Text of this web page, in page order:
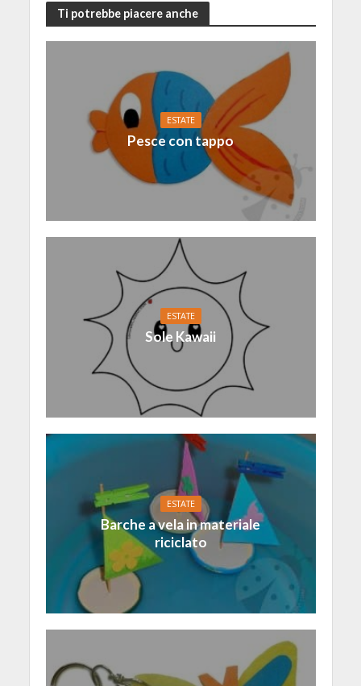
Ti potrebbe piacere anche
ESTATE
Pesce con tappo
ESTATE
Sole Kawaii
ESTATE
Barche a vela in materiale
riciclato